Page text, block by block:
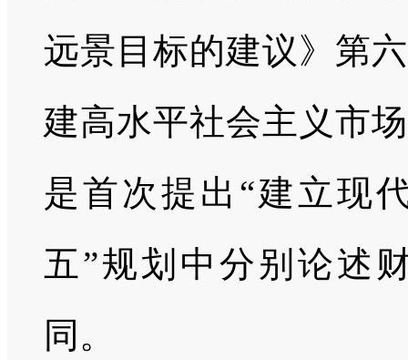
远景目标的建议》第
建高水平社会主义市
是首次提出“建立现
五”规划中分别论述
同。